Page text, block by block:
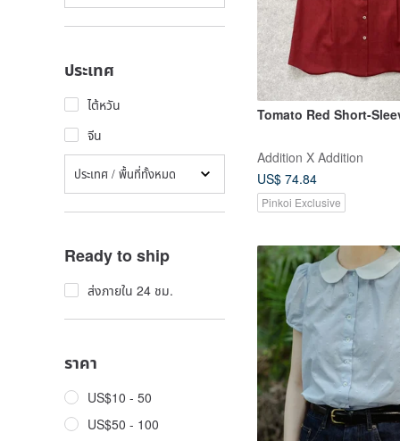
ประเทศ
ไต้หวัน
จีน
ประเทศ / พื้นที่ทั้งหมด
Ready to ship
ส่งภายใน 24 ชม.
ราคา
US$10 - 50
US$50 - 100
Tomato Red Short-
Addition X Addition
US$ 74.84
Pinkoi Exclusive